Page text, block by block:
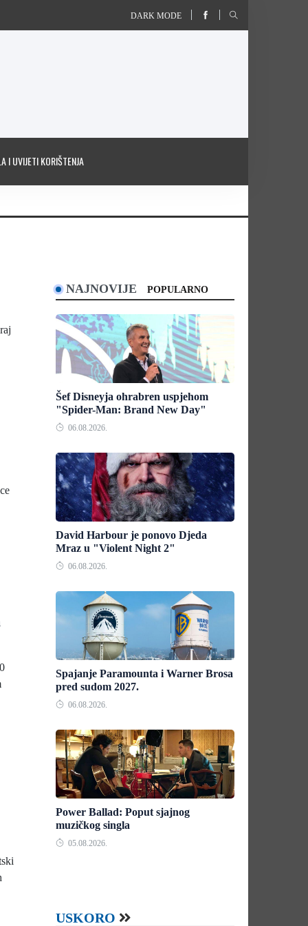
DARK MODE
I UVIJETI KORIŠTENJA
NAJNOVIJE POPULARNO
Šef Disneyja ohrabren uspjehom
"Spider-Man: Brand New Day"
06.08.2026.
David Harbour je ponovo Djeda
Mraz u "Violent Night 2"
06.08.2026.
Spajanje Paramounta i Warner Brosa
pred sudom 2027.
06.08.2026.
Power Ballad: Poput sjajnog
muzičkog singla
05.08.2026.
USKORO